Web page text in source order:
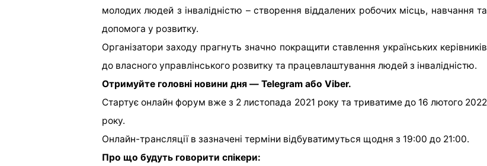
молодих людей з інвалідністю – створення віддалених робочих місць, навчання та
допомога у розвитку.
Організатори заходу прагнуть значно покращити ставлення українських керівників
до власного управлінського розвитку та працевлаштування людей з інвалідністю.
Отримуйте головні новини дня — Telegram або Viber.
Стартує онлайн форум вже з 2 листопада 2021 року та триватиме до 16 лютого 2022
року.
Онлайн-трансляції в зазначені терміни відбуватимуться щодня з 19:00 до 21:00.
Про що будуть говорити спікери: